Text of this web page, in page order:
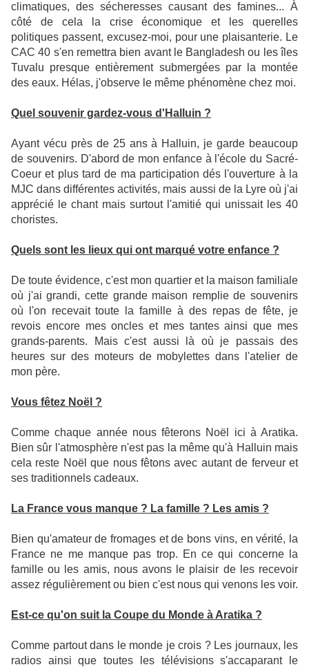
climatiques, des sécheresses causant des famines... À
côté de cela la crise économique et les querelles
politiques passent, excusez-moi, pour une plaisanterie. Le
CAC 40 s'en remettra bien avant le Bangladesh ou les îles
Tuvalu presque entièrement submergées par la montée
des eaux. Hélas, j'observe le même phénomène chez moi.
Quel souvenir gardez-vous d'Halluin ?
Ayant vécu près de 25 ans à Halluin, je garde beaucoup
de souvenirs. D'abord de mon enfance à l'école du Sacré-
Coeur et plus tard de ma participation dés l'ouverture à la
MJC dans différentes activités, mais aussi de la Lyre où j'ai
apprécié le chant mais surtout l'amitié qui unissait les 40
choristes.
Quels sont les lieux qui ont marqué votre enfance ?
De toute évidence, c'est mon quartier et la maison familiale
où j'ai grandi, cette grande maison remplie de souvenirs
où l'on recevait toute la famille à des repas de fête, je
revois encore mes oncles et mes tantes ainsi que mes
grands-parents. Mais c'est aussi là où je passais des
heures sur des moteurs de mobylettes dans l'atelier de
mon père.
Vous fêtez Noël ?
Comme chaque année nous fêterons Noël ici à Aratika.
Bien sûr l'atmosphère n'est pas la même qu'à Halluin mais
cela reste Noël que nous fêtons avec autant de ferveur et
ses traditionnels cadeaux.
La France vous manque ? La famille ? Les amis ?
Bien qu'amateur de fromages et de bons vins, en vérité, la
France ne me manque pas trop. En ce qui concerne la
famille ou les amis, nous avons le plaisir de les recevoir
assez régulièrement ou bien c'est nous qui venons les voir.
Est-ce qu'on suit la Coupe du Monde à Aratika ?
Comme partout dans le monde je crois ? Les journaux, les
radios ainsi que toutes les télévisions s'accaparant le